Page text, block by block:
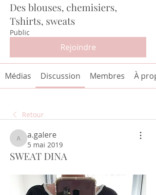
Des blouses, chemisiers,
Tshirts, sweats
Public
Rejoindre
Médias Discussion Membres À
Retour
a.galere
a.galere
5 mai 2019
SWEAT DINA